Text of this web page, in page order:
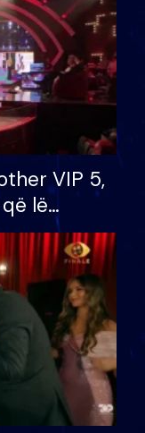
VIP 5,
lë
për